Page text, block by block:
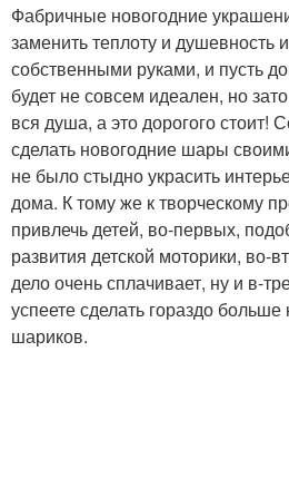
Фабричные новогодние
заменить теплоту и душевность
собственными руками, и пусть
будет не совсем идеален, но
вся душа, а это дорогого стоит!
сделать новогодние шары
не было стыдно украсить
дома. К тому же к творческому
привлечь детей, во-первых,
развития детской моторики,
дело очень сплачивает, ну и в-
успеете сделать гораздо
шариков.